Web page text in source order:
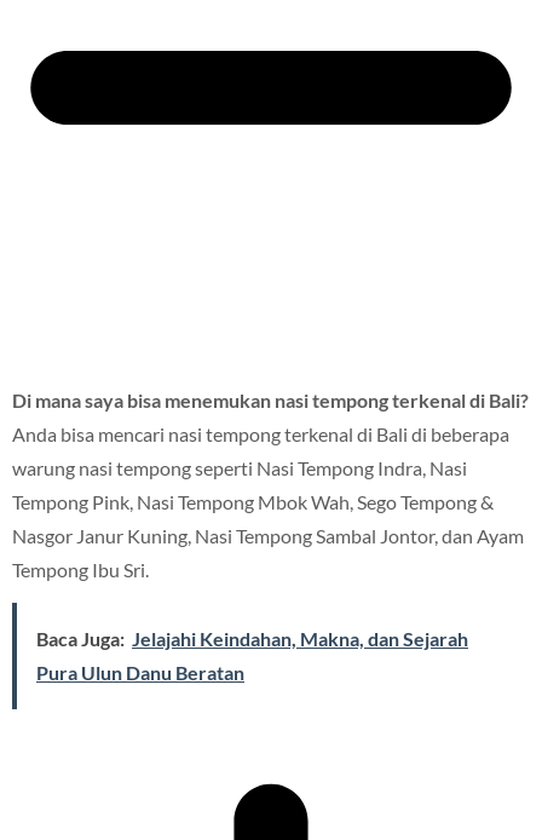
Di mana saya bisa menemukan nasi tempong terkenal di Bali?
Anda bisa mencari nasi tempong terkenal di Bali di beberapa
warung nasi tempong seperti Nasi Tempong Indra, Nasi
Tempong Pink, Nasi Tempong Mbok Wah, Sego Tempong &
Nasgor Janur Kuning, Nasi Tempong Sambal Jontor, dan Ayam
Tempong Ibu Sri.
Baca Juga: Jelajahi Keindahan, Makna, dan Sejarah
Pura Ulun Danu Beratan